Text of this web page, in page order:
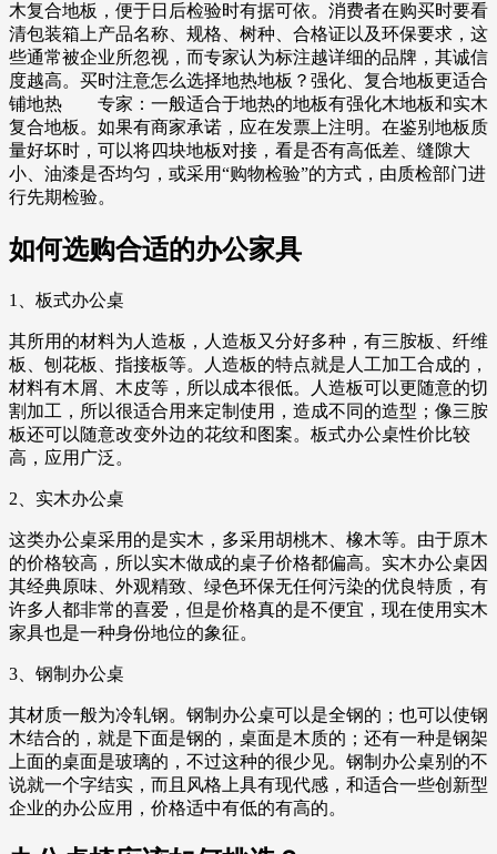
木复合地板，便于日后检验时有据可依。消费者在购买时要看
清包装箱上产品名称、规格、树种、合格证以及环保要求，这
些通常被企业所忽视，而专家认为标注越详细的品牌，其诚信
度越高。买时注意怎么选择地热地板？强化、复合地板更适合
铺地热 专家：一般适合于地热的地板有强化木地板和实木
复合地板。如果有商家承诺，应在发票上注明。在鉴别地板质
量好坏时，可以将四块地板对接，看是否有高低差、缝隙大
小、油漆是否均匀，或采用“购物检验”的方式，由质检部门进
行先期检验。
如何选购合适的办公家具
1、板式办公桌
其所用的材料为人造板，人造板又分好多种，有三胺板、纤维
板、刨花板、指接板等。人造板的特点就是人工加工合成的，
材料有木屑、木皮等，所以成本很低。人造板可以更随意的切
割加工，所以很适合用来定制使用，造成不同的造型；像三胺
板还可以随意改变外边的花纹和图案。板式办公桌性价比较
高，应用广泛。
2、实木办公桌
这类办公桌采用的是实木，多采用胡桃木、橡木等。由于原木
的价格较高，所以实木做成的桌子价格都偏高。实木办公桌因
其经典原味、外观精致、绿色环保无任何污染的优良特质，有
许多人都非常的喜爱，但是价格真的是不便宜，现在使用实木
家具也是一种身份地位的象征。
3、钢制办公桌
其材质一般为冷轧钢。钢制办公桌可以是全钢的；也可以使钢
木结合的，就是下面是钢的，桌面是木质的；还有一种是钢架
上面的桌面是玻璃的，不过这种的很少见。钢制办公桌别的不
说就一个字结实，而且风格上具有现代感，和适合一些创新型
企业的办公应用，价格适中有低的有高的。